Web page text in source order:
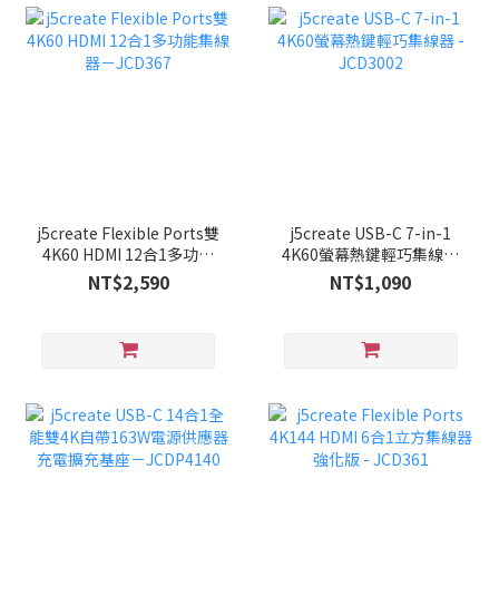
j5create Flexible Ports雙
4K60 HDMI 12合1多功能
集線器－JCD367
NT$2,590
j5create USB-C 7-in-1
4K60螢幕熱鍵輕巧集線器
- JCD3002
NT$1,090